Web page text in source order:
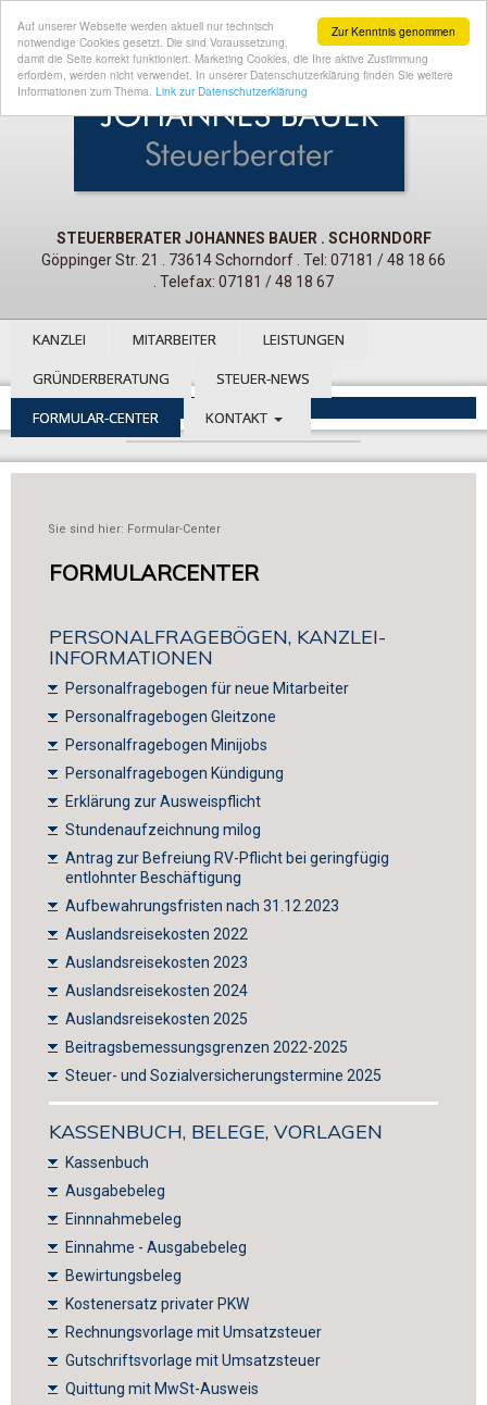
Zur Kenntnis genommen
Auf unserer Webseite werden aktuell nur technisch
notwendige Cookies gesetzt. Die sind Voraussetzung,
damit die Seite korrekt funktioniert. Marketing Cookies, die Ihre aktive Zustimmung
erfordern, werden nicht verwendet. In unserer Datenschutzerklärung finden Sie weitere
Informationen zum Thema. Link zur Datenschutzerklärung
STEUERBERATER JOHANNES BAUER . SCHORNDORF
Göppinger Str. 21 . 73614 Schorndorf . Tel: 07181 / 48 18 66
. Telefax: 07181 / 48 18 67
KANZLEI MITARBEITER
LEISTUNGEN
GRÜNDERBERATUNG
STEUER-NEWS
FORMULAR-CENTER
KONTAKT
Sie sind hier: Formular-Center
FORMULARCENTER
PERSONALFRAGEBÖGEN, KANZLEI-
INFORMATIONEN
Personalfragebogen für neue Mitarbeiter
Personalfragebogen Gleitzone
Personalfragebogen Minijobs
Personalfragebogen Kündigung
Erklärung zur Ausweispflicht
Stundenaufzeichnung milog
Antrag zur Befreiung RV-Pflicht bei geringfügig
entlohnter Beschäftigung
Aufbewahrungsfristen nach 31.12.2023
Auslandsreisekosten 2022
Auslandsreisekosten 2023
Auslandsreisekosten 2024
Auslandsreisekosten 2025
Beitragsbemessungsgrenzen 2022-2025
Steuer- und Sozialversicherungstermine 2025
KASSENBUCH, BELEGE, VORLAGEN
Kassenbuch
Ausgabebeleg
Einnnahmebeleg
Einnahme - Ausgabebeleg
Bewirtungsbeleg
Kostenersatz privater PKW
Rechnungsvorlage mit Umsatzsteuer
Gutschriftsvorlage mit Umsatzsteuer
Quittung mit MwSt-Ausweis